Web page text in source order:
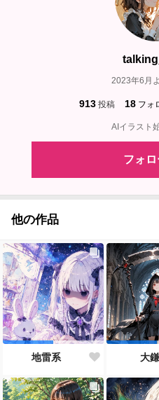
2023年6月
913 投稿 18 フォ
AIイラスト
フォ
他の作品
地雷系 大鎌